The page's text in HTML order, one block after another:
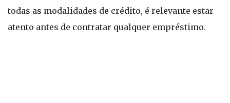
todas as modalidades de crédito, é relevante estar
atento antes de contratar qualquer empréstimo.